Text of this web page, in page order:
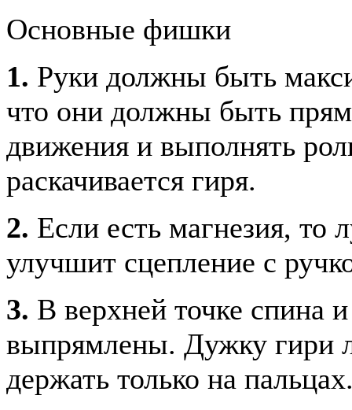
Основные фишки
1. Руки должны быть
что они должны быть
движения и выполнять
раскачивается гиря.
2. Если есть магнезия, то
улучшит сцепление с
3. В верхней точке спина
выпрямлены. Дужку гири
держать только на